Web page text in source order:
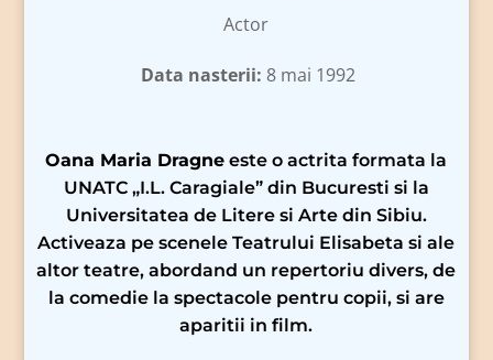
Actor
Data nasterii: 8 mai 1992
Oana Maria Dragne este o actrita formata la
UNATC „I.L. Caragiale” din Bucuresti si la
Universitatea de Litere si Arte din Sibiu.
Activeaza pe scenele Teatrului Elisabeta si ale
altor teatre, abordand un repertoriu divers, de
la comedie la spectacole pentru copii, si are
aparitii in film.